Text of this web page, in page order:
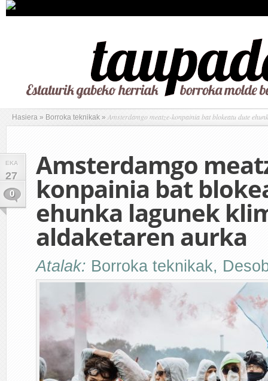
Hasiera » Borroka teknikak » Amsterdamgo meatze-konpainia bat blokeatu dute
EKA
27
0
Amsterdamgo
konpainia bat
ehunka lagunek
aldaketaren aurka
Atalak: Borroka teknikak,